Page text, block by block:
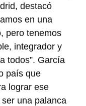
destacó
en una
pero tenemos
integrador y
todos”. García
país que
lograr ese
ser una palanca